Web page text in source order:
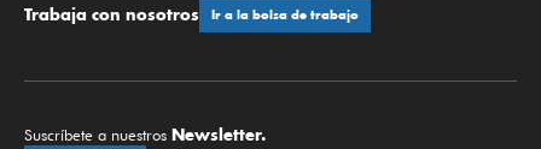
Trabaja con nosotros Ir a la bolsa de trabajo
Suscríbete a nuestros Newsletter.